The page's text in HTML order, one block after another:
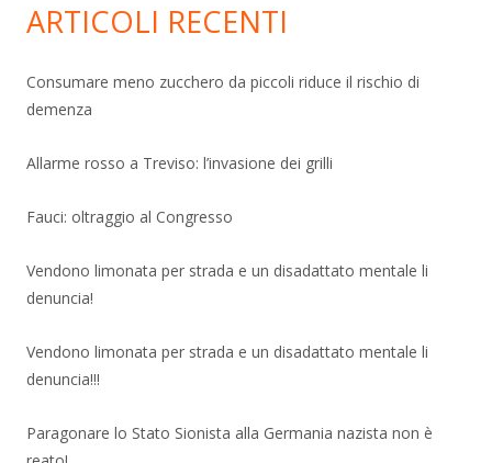
ARTICOLI RECENTI
Consumare meno zucchero da piccoli riduce il rischio di
demenza
Allarme rosso a Treviso: l’invasione dei grilli
Fauci: oltraggio al Congresso
Vendono limonata per strada e un disadattato mentale li
denuncia!
Vendono limonata per strada e un disadattato mentale li
denuncia!!!
Paragonare lo Stato Sionista alla Germania nazista non è